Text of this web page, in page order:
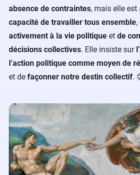
absence de contraintes, mais elle
capacité de travailler tous ensemble,
activement à la vie politique et de
décisions collectives. Elle insiste sur
l’action politique comme moyen de
et de façonner notre destin collectif.